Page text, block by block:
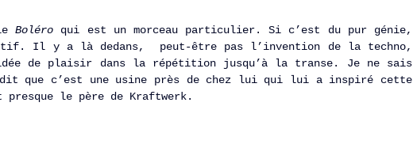
Boléro qui est un morceau particulier. Si c’est du pur génie,
Il y a là dedans,  peut-être pas l’invention de la techno,
de plaisir dans la répétition jusqu’à la transe. Je ne sais
que c’est une usine près de chez lui qui lui a inspiré cette
presque le père de Kraftwerk.